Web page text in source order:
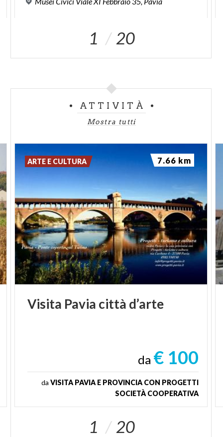
1 20
ATTIVITÀ
Mostra tutti
Visita Pavia città d’arte
da € 100
da VISITA PAVIA E PROVINCIA CON PROGETTI
SOCIETÀ COOPERATIVA
ARTE E CULTURA 7.66 km
1 20